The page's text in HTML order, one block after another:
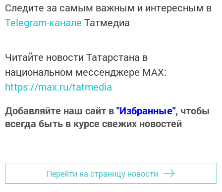
Следите за самым важным и интересным в
Telegram-канале Татмедиа
Читайте новости Татарстана в
национальном мессенджере MАХ:
https://max.ru/tatmedia
Добавляйте наш сайт в"Избранные", чтобы
всегда быть в курсе свежих новостей
Перейти на страницу новости